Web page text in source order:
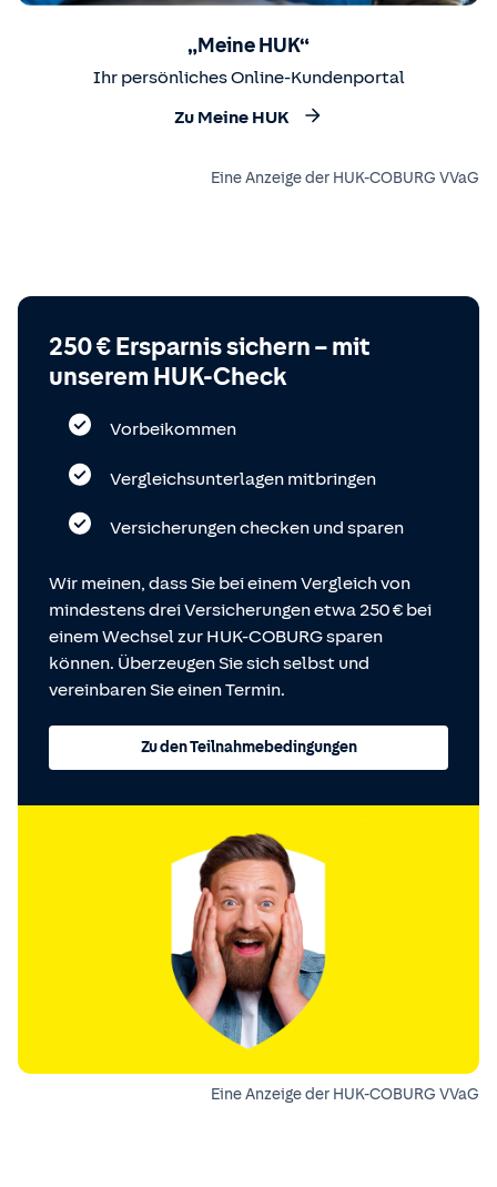
„Meine HUK“
Ihr persönliches Online-Kundenportal
Zu Meine HUK
Eine Anzeige der HUK-COBURG VVaG
250 € Ersparnis sichern – mit
unserem HUK-Check
Vorbeikommen
Vergleichsunterlagen mitbringen
Versicherungen checken und sparen
Wir meinen, dass Sie bei einem Vergleich von
mindestens drei Versicherungen etwa 250 € bei
einem Wechsel zur HUK-COBURG sparen
können. Überzeugen Sie sich selbst und
vereinbaren Sie einen Termin.
Zu den Teilnahmebedingungen
Eine Anzeige der HUK-COBURG VVaG